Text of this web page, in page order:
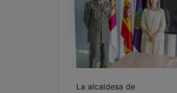
La alcaldesa de